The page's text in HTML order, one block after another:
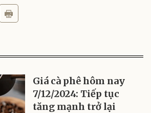
Giá cà phê hôm nay
7/12/2024: Tiếp tục
tăng mạnh trở lại